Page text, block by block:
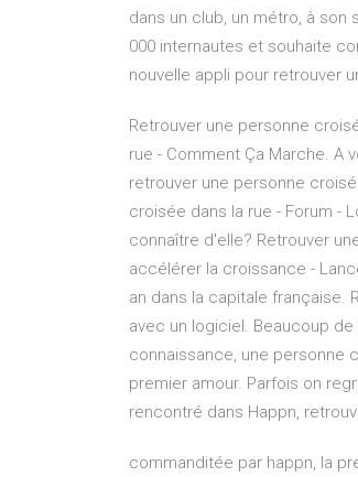
dans un club, un métro, à
000 internautes et souhaite
nouvelle appli pour retrouver
Retrouver une personne
rue - Comment Ça Marche. A
retrouver une personne
croisée dans la rue - Forum -
connaître d'elle? Retrouver
accélérer la croissance -
an dans la capitale française.
avec un logiciel. Beaucoup
connaissance, une personne
premier amour. Parfois on
rencontré dans Happn,
commanditée par happn, la